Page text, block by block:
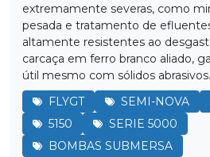
extremamente severas, como
pesada e tratamento de
altamente resistentes ao
carcaça em ferro branco aliado,
útil mesmo com sólidos abrasivos.
FLYGT
SEMI-NOVA
5150
SERIE 5000
BOMBAS SUBMERSA